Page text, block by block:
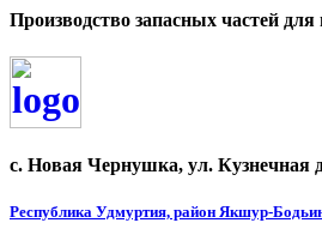
Производство запасных частей
с. Новая Чернушка, ул. Кузнечная
Республика Удмуртия, район Якшур-